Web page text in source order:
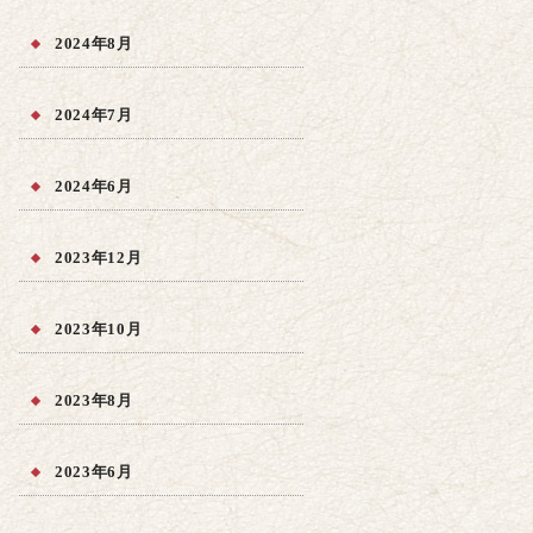
2024年8月
2024年7月
2024年6月
2023年12月
2023年10月
2023年8月
2023年6月